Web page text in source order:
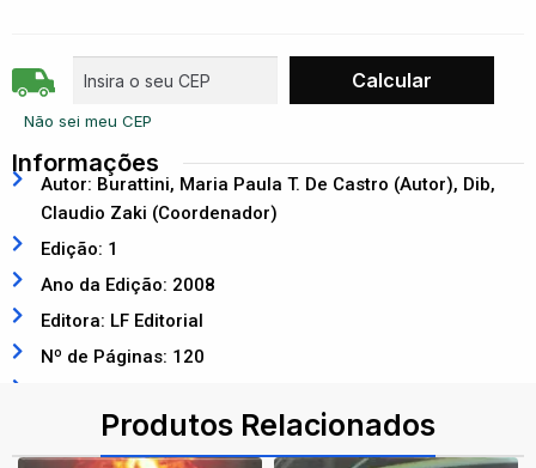
Não sei meu CEP
Informações
Autor: Burattini, Maria Paula T. De Castro (Autor), Dib,
Claudio Zaki (Coordenador)
Edição: 1
Ano da Edição: 2008
Editora: LF Editorial
Nº de Páginas: 120
Produtos Relacionados